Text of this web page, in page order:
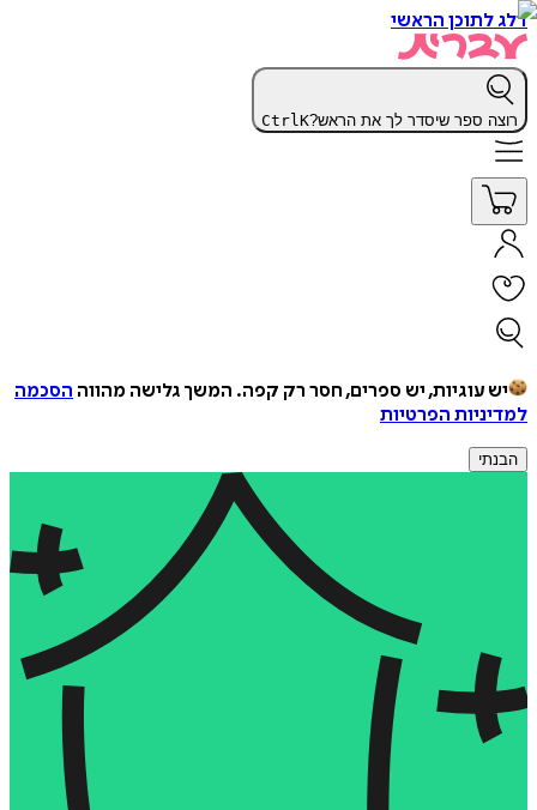
דלג לתוכן הראשי
רוצה ספר שיסדר לך את הראש? CtrlK
יש עוגיות, יש ספרים, חסר רק קפה. המשך גלישה מהווה הסכמה
למדיניות הפרטיות
הבנתי